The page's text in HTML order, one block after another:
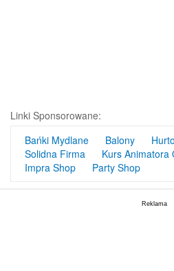
Linki Sponsorowane:
Bańki Mydlane
Balony
Solidna Firma
Kurs Animatora
Impra Shop
Party Shop